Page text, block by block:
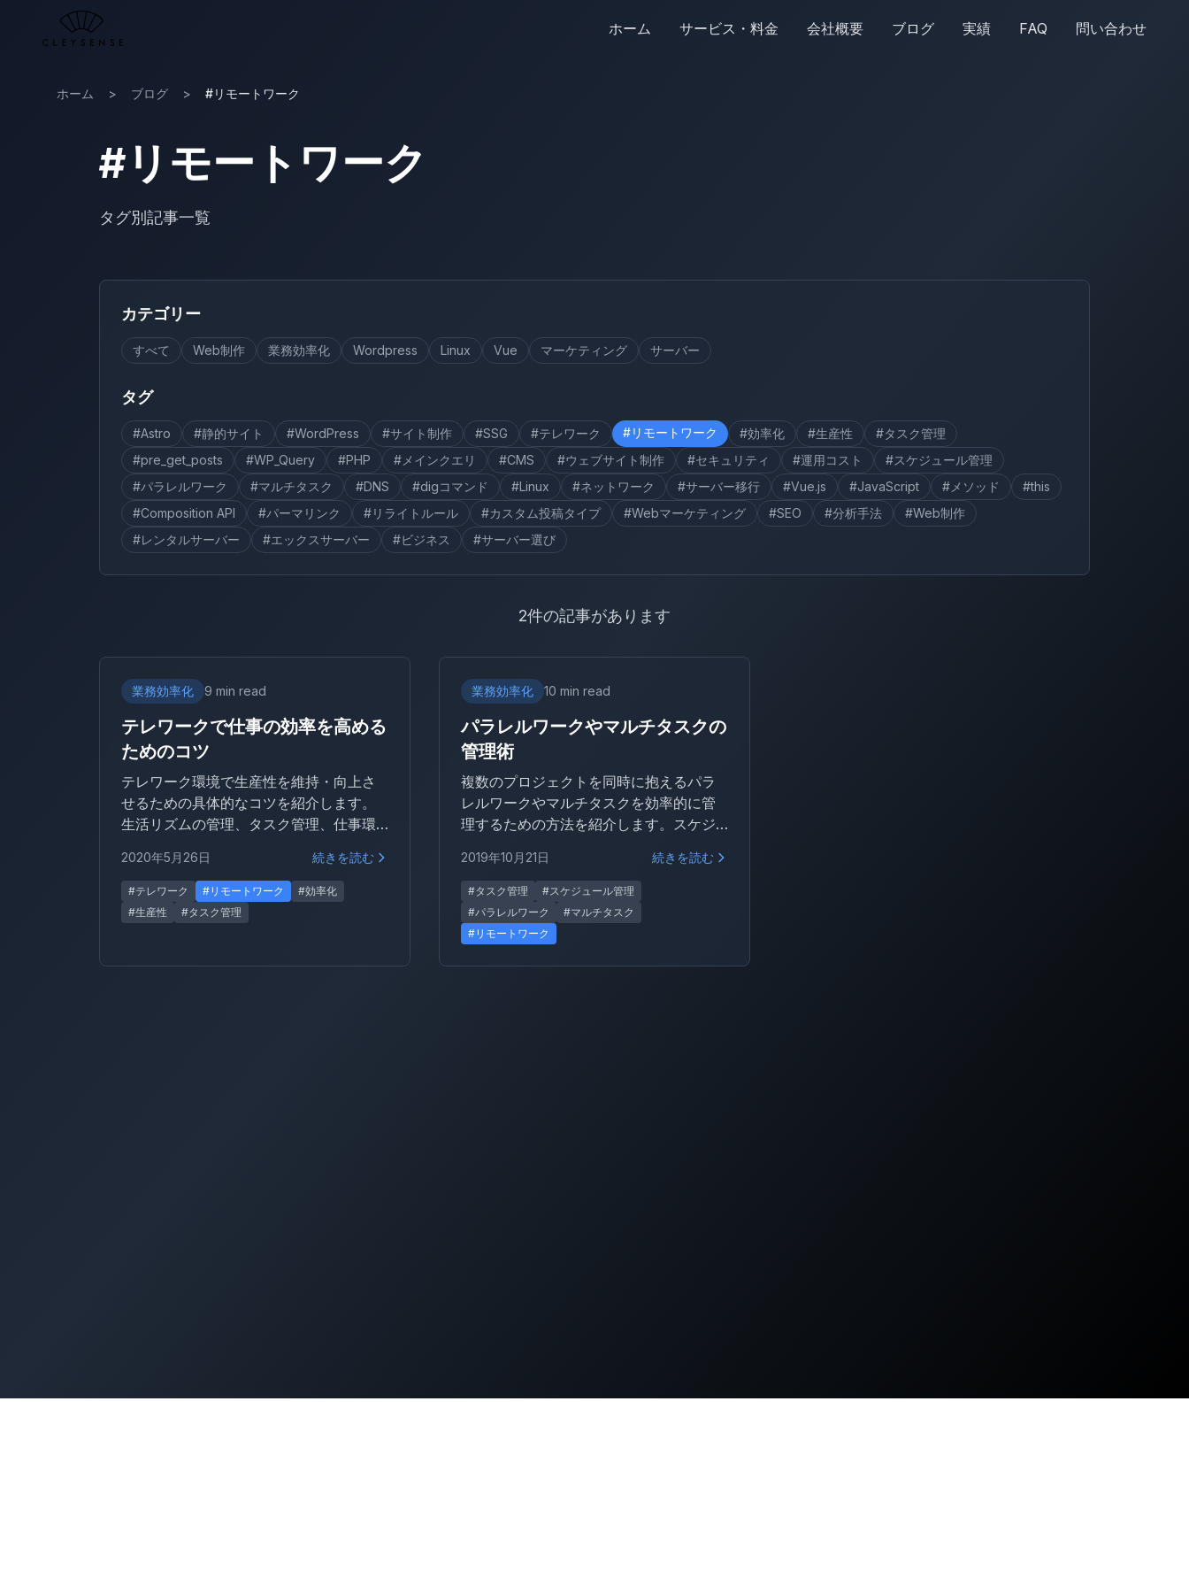
メインコンテンツへスキップ
ホーム
サービス・料金 会社概要 ブログ 実績 FAQ 問い合わせ
ホーム > ブログ > #リモートワーク
#リモートワーク
タグ別記事一覧
カテゴリー
すべて Web制作 業務効率化 Wordpress Linux Vue マーケティング サーバー
タグ
#Astro #静的サイト #WordPress #サイト制作 #SSG #テレワーク #リモートワーク #効率化 #生産性
#タスク管理
#pre_get_posts
#WP_Query #PHP #メインクエリ #CMS #ウェブサイト制作 #セキュリティ #運用コスト
#スケジュール管理
#パラレルワーク
#マルチタスク #DNS #digコマンド #Linux #ネットワーク #サーバー移行 #Vue.js #JavaScript #メソッド
#this
#Composition API
#パーマリンク #リライトルール #カスタム投稿タイプ #Webマーケティング #SEO #分析手法
#Web制作
#レンタルサーバー
#エックスサーバー #ビジネス #サーバー選び
2件の記事があります
業務効率化 9 min read
テレワークで仕事の効率を高める
ためのコツ
テレワーク環境で生産性を維持・向上さ
せるための具体的なコツを紹介します。
生活リズムの管理、タスク管理、仕事環
の注意点まで、実践しやすいものをまと
めました。
2020年5月26日 続きを読む
#テレワーク #リモートワーク
#効率化
#生産性
#タスク管理
業務効率化 10 min read
パラレルワークやマルチタスクの
管理術
複数のプロジェクトを同時に抱えるパラ
レルワークやマルチタスクを効率的に管
理するための方法を紹介します。スケジ
ション・メールの各管理術を通じて、作
業漏れを防ぎ生産性を維持するヒントを
まとめました。
2019年10月21日 続きを読む
#タスク管理
#スケジュール管理
#パラレルワーク
#マルチタスク
#リモートワーク